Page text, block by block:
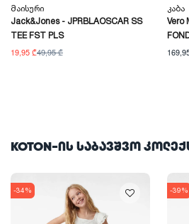
Მაისური
Jack&Jones - JPRBLAOSCAR SS
TEE FST PLS
19,95 ₾49,95 ₾
Კაბა
Vero
KOTON-ის საბავშვო
-34% -39%